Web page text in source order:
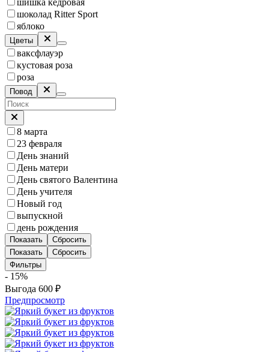
шишка кедровая
шоколад Ritter Sport
яблоко
Цветы
ваксфлауэр
кустовая роза
роза
Повод
8 марта
23 февраля
День знаний
День матери
День святого Валентина
День учителя
Новый год
выпускной
день рождения
Показать
Сбросить
Показать
Сбросить
Фильтры
- 15%
Выгода 600 ₽
Предпросмотр